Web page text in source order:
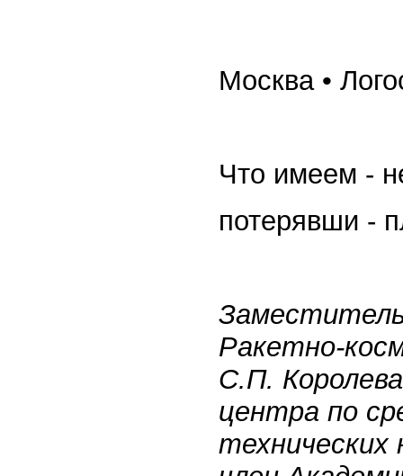
Москва •
Что имеем -
потерявши -
Ракетно-
С.П.
центра по